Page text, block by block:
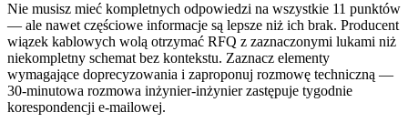
Nie musisz mieć kompletnych odpowiedzi na wszystkie 11 punktów
— ale nawet częściowe informacje są lepsze niż ich brak. Producent
wiązek kablowych wolą otrzymać RFQ z zaznaczonymi lukami niż
niekompletny schemat bez kontekstu. Zaznacz elementy
wymagające doprecyzowania i zaproponuj rozmowę techniczną —
30-minutowa rozmowa inżynier-inżynier zastępuje tygodnie
korespondencji e-mailowej.